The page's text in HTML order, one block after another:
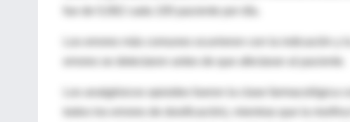
Los analgésicos opioides fueron la clase farmacológica